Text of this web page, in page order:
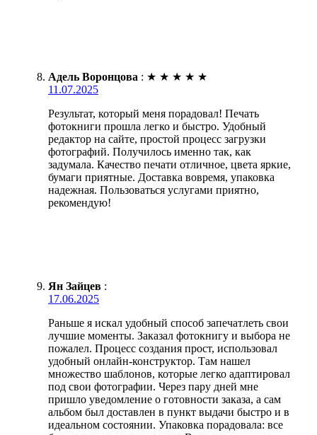
Адель Воронцова : ★ ★ ★ ★ ★
11.07.2025
Результат, который меня порадовал! Печать
фотокниги прошла легко и быстро. Удобный
редактор на сайте, простой процесс загрузки
фотографий. Получилось именно так, как
задумала. Качество печати отличное, цвета яркие,
бумаги приятные. Доставка вовремя, упаковка
надежная. Пользоваться услугами приятно,
рекомендую!
Ян Зайцев :
17.06.2025
Раньше я искал удобный способ запечатлеть свои
лучшие моменты. Заказал фотокнигу и выбора не
пожалел. Процесс создания прост, использовал
удобный онлайн-конструктор. Там нашел
множество шаблонов, которые легко адаптировал
под свои фотографии. Через пару дней мне
пришло уведомление о готовности заказа, а сам
альбом был доставлен в пункт выдачи быстро и в
идеальном состоянии. Упаковка порадовала: все